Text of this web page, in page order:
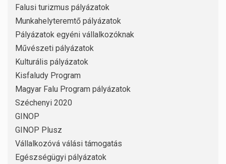
Falusi turizmus pályázatok
Munkahelyteremtő pályázatok
Pályázatok egyéni vállalkozóknak
Művészeti pályázatok
Kulturális pályázatok
Kisfaludy Program
Magyar Falu Program pályázatok
Széchenyi 2020
GINOP
GINOP Plusz
Vállalkozóvá válási támogatás
Egészségügyi pályázatok